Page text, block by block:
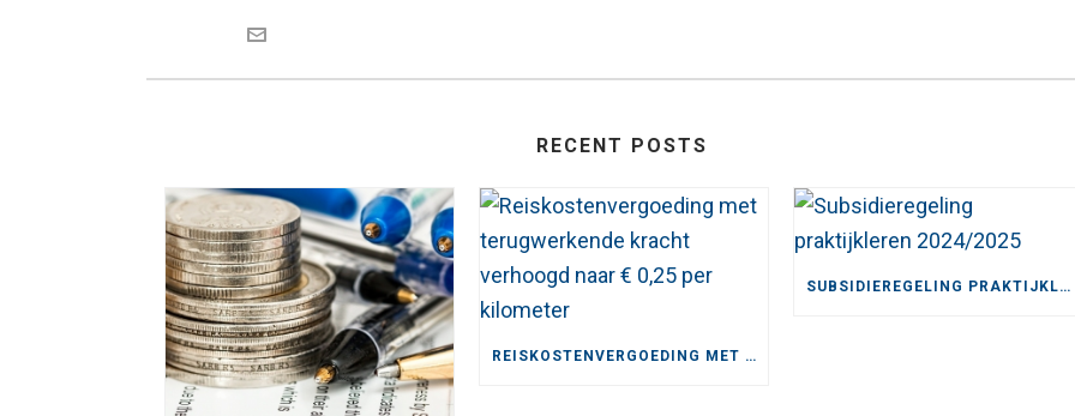
RECENT POSTS
REISKOSTENVERGOEDING MET TERUGWERKENDE KRACHT VERHOOGD NAAR € 0,25 PER KILOMETER
SUBSIDIEREGELING PRAKTIJKLEREN 2024/2025